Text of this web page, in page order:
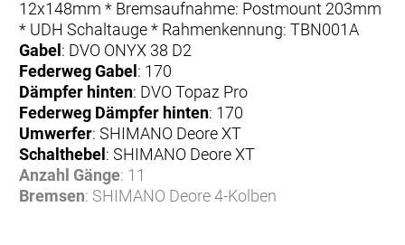
12x148mm * Bremsaufnahme: Postmount 203mm
* UDH Schaltauge * Rahmenkennung: TBN001A
Gabel : DVO ONYX 38 D2
Federweg Gabel : 170
Dämpfer hinten: DVO Topaz Pro
Federweg Dämpfer hinten: 170
Umwerfer: SHIMANO Deore XT
Schalthebel : SHIMANO Deore XT
Anzahl Gänge: 11
Bremsen: SHIMANO Deore 4-Kolben